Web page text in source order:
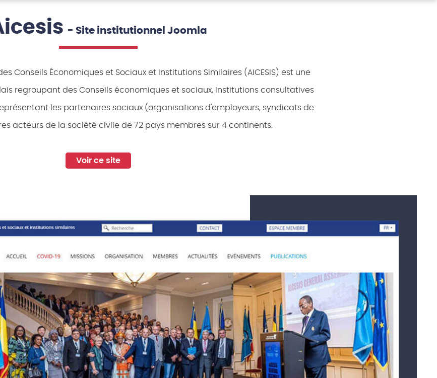
- Site institutionnel Joomla
Conseils Économiques et Sociaux et Institutions Similaires (AICESIS) est une
regroupant des Conseils économiques et sociaux, Institutions consultatives
les partenaires sociaux (organisations d'employeurs, syndicats de
acteurs de la société civile de 72 pays membres sur 4 continents.
Voir ce site